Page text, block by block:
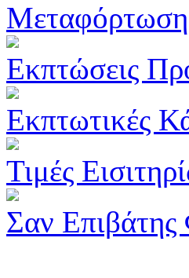
Εκπτώσεις
Εκπτωτικές
Τιμές
Σαν Επιβάτης